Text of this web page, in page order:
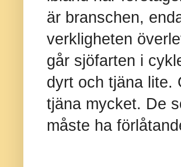
är branschen,
verkligheten
går sjöfarten i
dyrt och tjäna lite.
tjäna mycket. De
måste ha